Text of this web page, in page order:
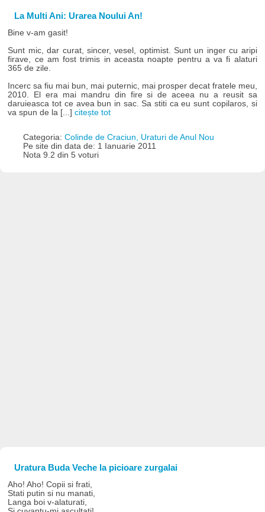
La Multi Ani: Urarea Noului An!
Bine v-am gasit!
Sunt mic, dar curat, sincer, vesel, optimist. Sunt un inger cu aripi
firave, ce am fost trimis in aceasta noapte pentru a va fi alaturi
365 de zile.
Incerc sa fiu mai bun, mai puternic, mai prosper decat fratele meu,
2010. El era mai mandru din fire si de aceea nu a reusit sa
daruieasca tot ce avea bun in sac. Sa stiti ca eu sunt copilaros, si
va spun de la [...]citește tot
Categoria: Colinde de Craciun, Uraturi de Anul Nou
Pe site din data de: 1 Ianuarie 2011
Nota 9.2 din 5 voturi
Uratura Buda Veche la picioare zurgalai
Aho! Aho! Copii si frati,
Stati putin si nu manati,
Langa boi v-alaturati,